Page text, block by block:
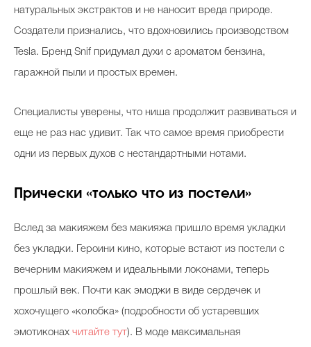
натуральных экстрактов и не наносит вреда природе.
Создатели признались, что вдохновились производством
Tesla. Бренд Snif придумал духи с ароматом бензина,
гаражной пыли и простых времен.
Специалисты уверены, что ниша продолжит развиваться и
еще не раз нас удивит. Так что самое время приобрести
одни из первых духов с нестандартными нотами.
Прически «только что из постели»
Вслед за макияжем без макияжа пришло время укладки
без укладки. Героини кино, которые встают из постели с
вечерним макияжем и идеальными локонами, теперь
прошлый век. Почти как эмоджи в виде сердечек и
хохочущего «колобка» (подробности об устаревших
эмотиконах читайте тут). В моде максимальная